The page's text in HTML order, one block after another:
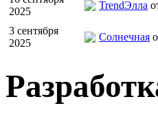
2025
TrendЭлла
3 сентября
2025
Солнечная